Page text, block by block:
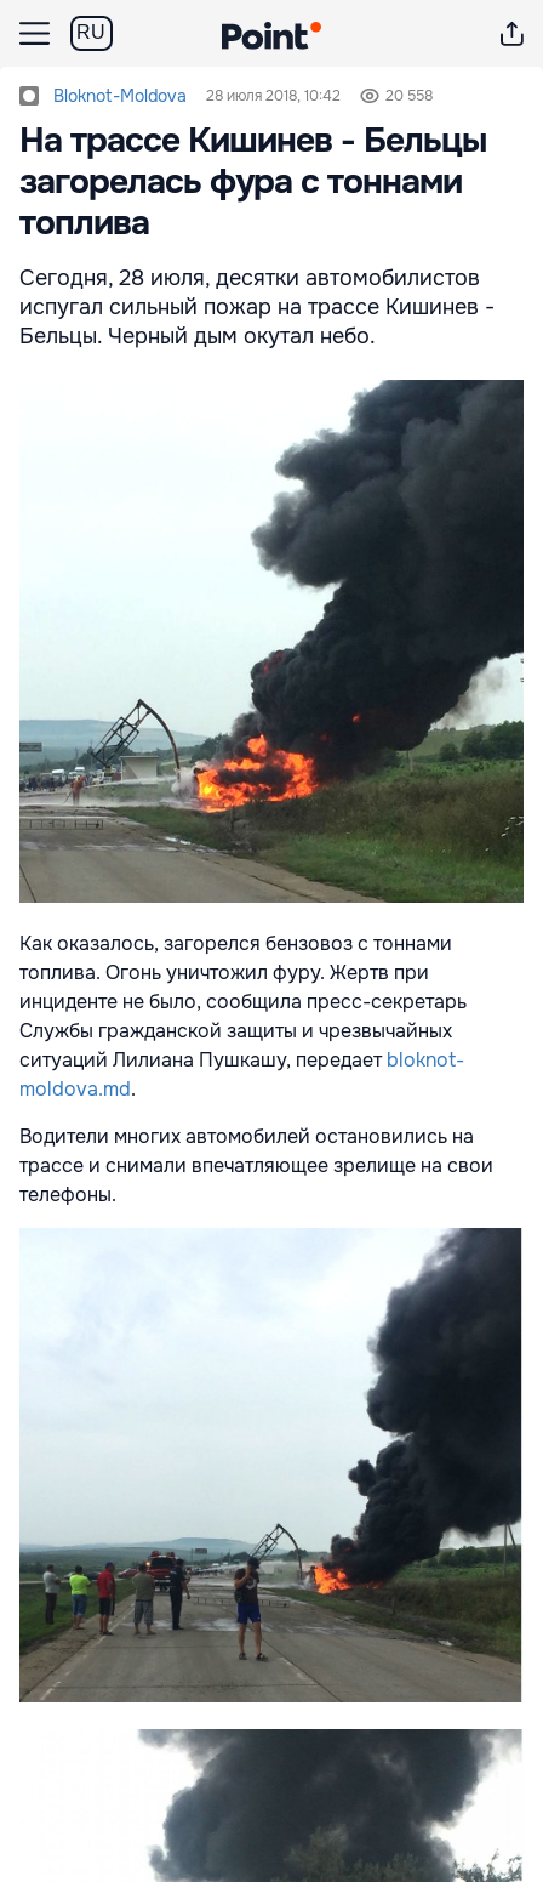
RU
Bloknot-Moldova 28 июля 2018, 10:42 20 558
На трассе Кишинев - Бельцы
загорелась фура с тоннами
топлива
Сегодня, 28 июля, десятки автомобилистов
испугал сильный пожар на трассе Кишинев -
Бельцы. Черный дым окутал небо.
Как оказалось, загорелся бензовоз с тоннами
топлива. Огонь уничтожил фуру. Жертв при
инциденте не было, сообщила пресс-секретарь
Службы гражданской защиты и чрезвычайных
ситуаций Лилиана Пушкашу, передаетbloknot-
moldova.md.
Водители многих автомобилей остановились на
трассе и снимали впечатляющее зрелище на свои
телефоны.